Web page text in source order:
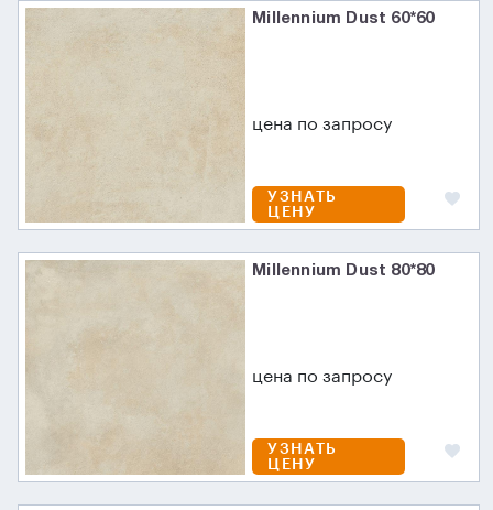
Millennium Dust 60*60
цена по запросу
УЗНАТЬ
ЦЕНУ
Millennium Dust 80*80
цена по запросу
УЗНАТЬ
ЦЕНУ